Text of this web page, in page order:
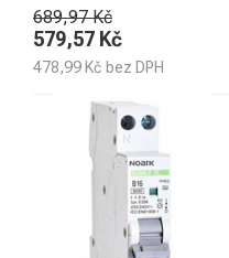
689,97 Kč
579,57 Kč
478,99 Kč bez DPH